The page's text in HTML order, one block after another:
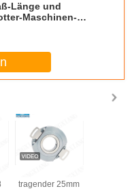
Länge und
Maschinen-
tragender 25mm